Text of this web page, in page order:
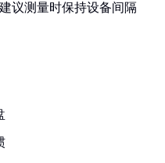
议测量时保持设备间隔